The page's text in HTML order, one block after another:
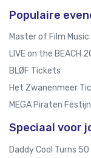
Populaire
Master of Film
LIVE on the BEACH
BLØF Tickets
Het Zwanenmeer
MEGA Piraten
Speciaal voor
Daddy Cool Turns